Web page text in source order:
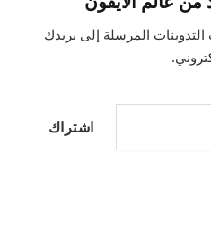
المرسلة إلى بريدك
اشتراك